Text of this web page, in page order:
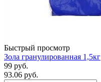
Быстрый просмотр
Зола гранулированная 1,5кг
99 руб.
93.06 руб.